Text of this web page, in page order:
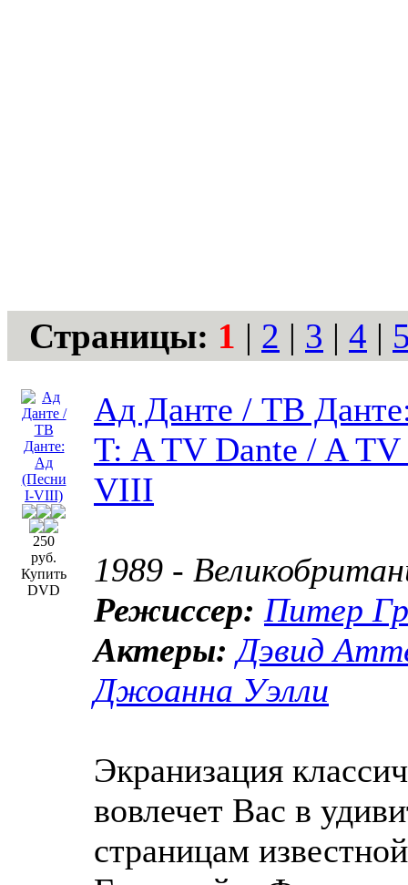
Страницы: 1 | 2 | 3 | 4 |
250
руб.
Купить
DVD
Ад Данте / ТВ
T: A TV Dante / A
VIII
1989 -
Режиссер: Питер
Актеры: Дэвид
Джоанна Уэлли
Экранизация
вовлечет Вас в
страницам